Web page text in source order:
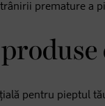
premature a
pentru pieptul